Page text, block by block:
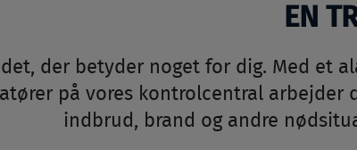
EN
det, der betyder noget for dig. Med et
på vores kontrolcentral
indbrud, brand og andre